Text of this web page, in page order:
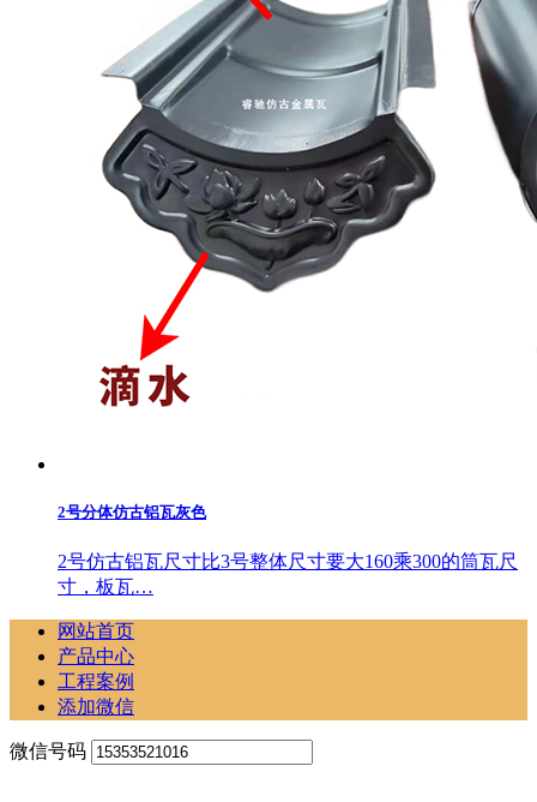
2号分体仿古铝瓦灰色
2号仿古铝瓦尺寸比3号整体尺寸要大160乘300的筒瓦尺
寸，板瓦…
网站首页
产品中心
工程案例
添加微信
微信号码